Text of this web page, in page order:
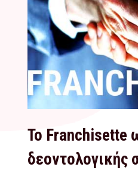
Το Franchisette
δεοντολογικής